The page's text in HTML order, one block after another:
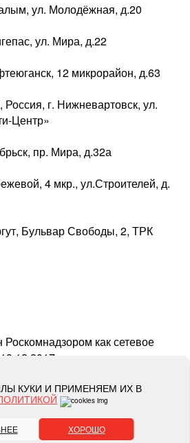
ул. Молодёжная, д.20
ул. Мира, д.22
12 микрорайон, д.63
г. Нижневартовск, ул.
Центр»
пр. Мира, д.32а
4 мкр., ул.Строителей, д.
Бульвар Свободы, 2, ТРК
Роскомнадзором как сетевое
свидетельство о
ФС 77-71864, учредитель: ООО
редактор: Ермошин С.Н.,
редакции:editor@metro-set.ru
(3466) 67-89-11
КУКИ И ПРИМЕНЯЕМ ИХ В
ХОРОШО